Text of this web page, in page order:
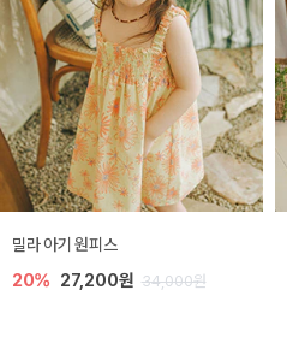
밀라 아기 원피스
20% 27,200원 34,000원